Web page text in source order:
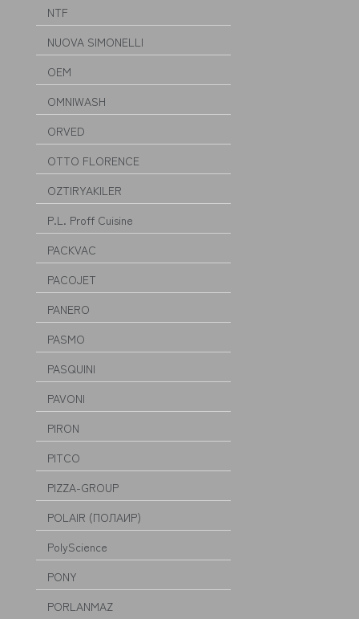
NTF
NUOVA SIMONELLI
OEM
OMNIWASH
ORVED
OTTO FLORENCE
OZTIRYAKILER
P.L. Proff Cuisine
PACKVAC
PACOJET
PANERO
PASMO
PASQUINI
PAVONI
PIRON
PITCO
PIZZA-GROUP
POLAIR (ПОЛАИР)
PolyScience
PONY
PORLANMAZ